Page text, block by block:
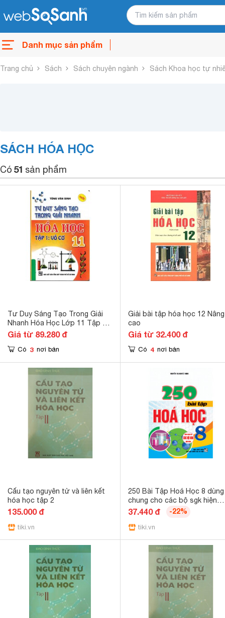
Danh mục sản phẩm
Trang chủ Sách Sách chuyên ngành Sách Khoa học tự
SÁCH HÓA HỌC
Có 51 sản phẩm
Tư Duy Sáng Tạo Trong Giải
Nhanh Hóa Học Lớp 11 Tập 1:
Vô Cơ
Giá từ 89.280 đ
Có 3 nơi bán
Giải bài tập hóa học 12 Nâng
cao
Giá từ 32.400 đ
Có 4 nơi bán
Cấu tạo nguyên tử và liên kết
hóa học tập 2
135.000 đ
tiki.vn
250 Bài Tập Hoá Học 8 dùng
chung cho các bộ sgk hiện
hành
37.440 đ -22%
tiki.vn